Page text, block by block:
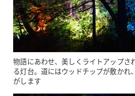
物語にあわせ、美しくライトアップさ
る灯台。道にはウッドチップが敷かれ
がします